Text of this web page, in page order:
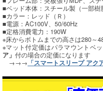
■ベッド本体：スチール製（一部樹
■カラー：レッド（Ｒ）
■電源：AC100V、50/60Hz
■定格消費電力：190W
※床からボトムまでの高さは280～
※マット付定価はパラマウントベ
ア」 付の場合の定価になります
→→→ 「スマートスリープ ア